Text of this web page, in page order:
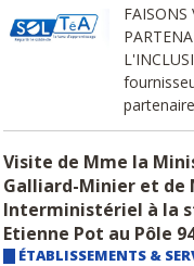
FAISONS
Visite de Mme la
Galliard-Minier et de
Interministériel à la
Etienne Pot au Pôle
ÉTABLISSEMENTS &